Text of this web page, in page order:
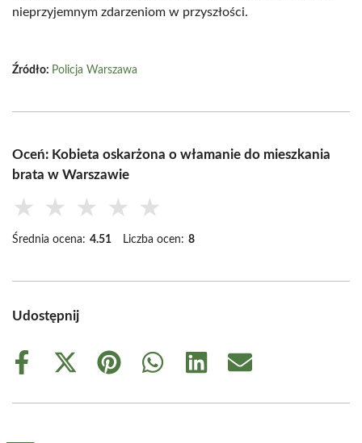
nieprzyjemnym zdarzeniom w przyszłości.
Źródło: Policja Warszawa
Oceń: Kobieta oskarżona o włamanie do mieszkania
brata w Warszawie
★ ★ ★ ★ ★
Średnia ocena: 4.51 Liczba ocen: 8
Udostępnij
Share
Share
(Twitter)
Share
Share
Share
Share